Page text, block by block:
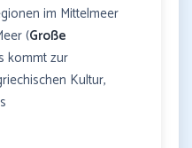
im Mittelmeer
(Große
kommt zur
Kultur,